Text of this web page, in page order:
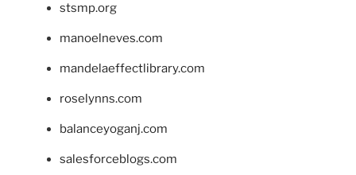
stsmp.org
manoelneves.com
mandelaeffectlibrary.com
roselynns.com
balanceyoganj.com
salesforceblogs.com